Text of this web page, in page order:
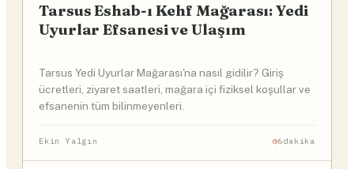
Tarsus Eshab-ı Kehf Mağarası: Yedi
Uyurlar Efsanesi ve Ulaşım
Tarsus Yedi Uyurlar Mağarası'na nasıl gidilir? Giriş
ücretleri, ziyaret saatleri, mağara içi fiziksel koşullar ve
efsanenin tüm bilinmeyenleri.
Ekin Yalgın 6dakika